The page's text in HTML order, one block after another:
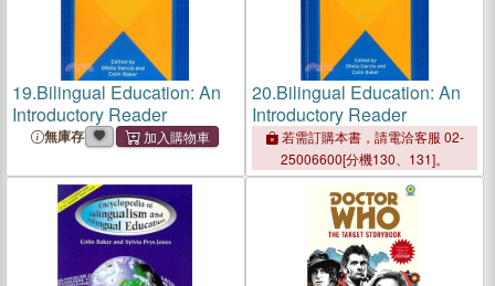
19.Bilingual Education: An
Introductory Reader
無庫存
20.Bilingual Education: An
Introductory Reader
若需訂購本書，請電洽客服 02-
25006600[分機130、131]。